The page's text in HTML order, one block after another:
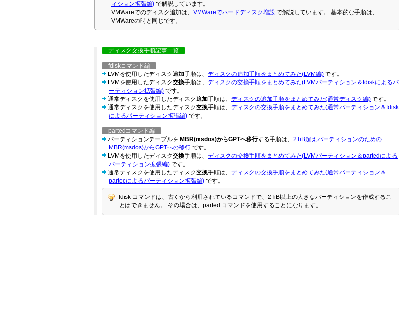
ィション拡張編) で解説しています。
VMWareでのディスク追加は、 VMWareでハードディスク増設 で解説しています。 基本的な手順は、
VMWareの時と同じです。
ディスク交換手順記事一覧
fdiskコマンド編
LVMを使用したディスク追加手順は、 ディスクの追加手順をまとめてみた(LVM編) です。
LVMを使用したディスク交換手順は、 ディスクの交換手順をまとめてみた(LVMパーティション＆fdiskによるパ
ーティション拡張編) です。
通常ディスクを使用したディスク追加手順は、 ディスクの追加手順をまとめてみた(通常ディスク編) です。
通常ディスクを使用したディスク交換手順は、 ディスクの交換手順をまとめてみた(通常パーティション＆fdisk
によるパーティション拡張編) です。
partedコマンド編
パーティションテーブルを MBR(msdos)からGPTへ移行する手順は、 2TiB超えパーティションのための
MBR(msdos)からGPTへの移行 です。
LVMを使用したディスク交換手順は、 ディスクの交換手順をまとめてみた(LVMパーティション＆partedによる
パーティション拡張編) です。
通常ディスクを使用したディスク交換手順は、 ディスクの交換手順をまとめてみた(通常パーティション＆
partedによるパーティション拡張編) です。
fdisk コマンドは、古くから利用されているコマンドで、2TiB以上の大きなパーティションを作成するこ
とはできません。 その場合は、parted コマンドを使用することになります。